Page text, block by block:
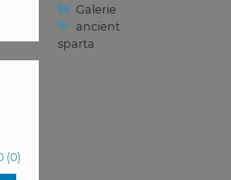
(0)
Kategorien
Galerie
Schlagwörter
ancient
sparta